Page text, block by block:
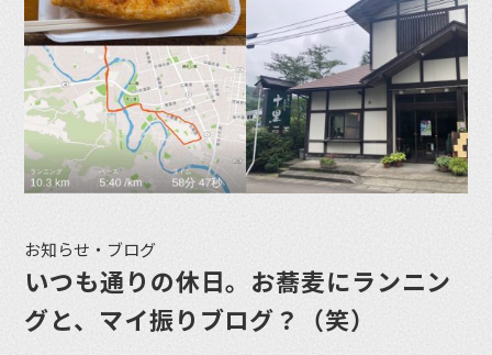
お知らせ・ブログ
いつも通りの休日。お蕎麦にランニン
グと、マイ振りブログ？（笑）